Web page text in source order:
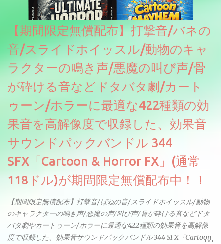
【期間限定無償配布】打撃音/バネの
音/スライドホイッスル/動物のキャ
ラクターの鳴き声/悪魔の叫び声/骨
が砕ける音などドタバタ劇/カート
ゥーン/ホラーに最適な422種類の効
果音を高解像度で収録した、効果音
サウンドパックバンドル 344
SFX「Cartoon & Horror FX」(通常
118ドル)が期間限定無償配布中！！
【期間限定無償配布】打撃音/ばねの音/スライドホイッスル/動物
のキャラクターの鳴き声/悪魔の声/叫び声/骨が砕ける音などドタ
バタ劇やカートゥーン/ホラーに最適な422種類の効果音を高解像
度で収録した、効果音サウンドパックバンドル 344 SFX「Cartoon